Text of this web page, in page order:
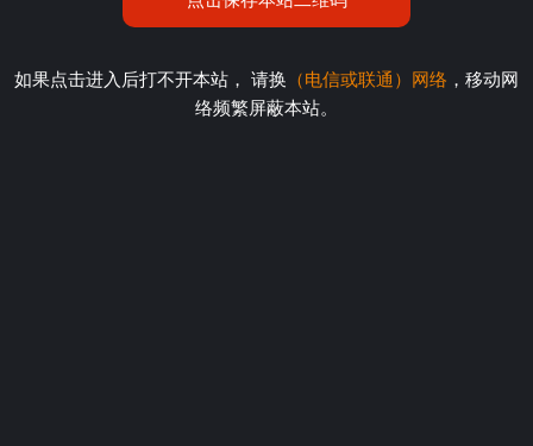
如果点击进入后打不开本站， 请换 （电信或联通）网络 ，移动网
络频繁屏蔽本站。